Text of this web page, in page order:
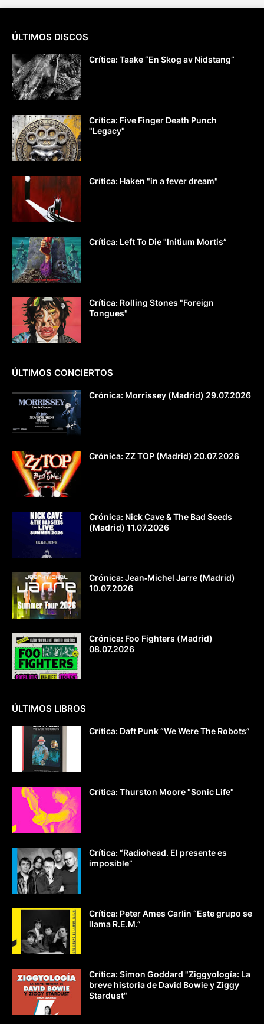
ÚLTIMOS DISCOS
Crítica: Taake “En Skog av Nidstang”
Crítica: Five Finger Death Punch
"Legacy"
Crítica: Haken "in a fever dream"
Crítica: Left To Die "Initium Mortis”
Crítica: Rolling Stones "Foreign
Tongues"
ÚLTIMOS CONCIERTOS
Crónica: Morrissey (Madrid) 29.07.2026
Crónica: ZZ TOP (Madrid) 20.07.2026
Crónica: Nick Cave & The Bad Seeds
(Madrid) 11.07.2026
Crónica: Jean‐Michel Jarre (Madrid)
10.07.2026
Crónica: Foo Fighters (Madrid)
08.07.2026
ÚLTIMOS LIBROS
Crítica: Daft Punk “We Were The Robots”
Crítica: Thurston Moore "Sonic Life"
Crítica: “Radiohead. El presente es
imposible”
Crítica: Peter Ames Carlin “Este grupo se
llama R.E.M.”
Crítica: Simon Goddard "Ziggyología: La
breve historia de David Bowie y Ziggy
Stardust"